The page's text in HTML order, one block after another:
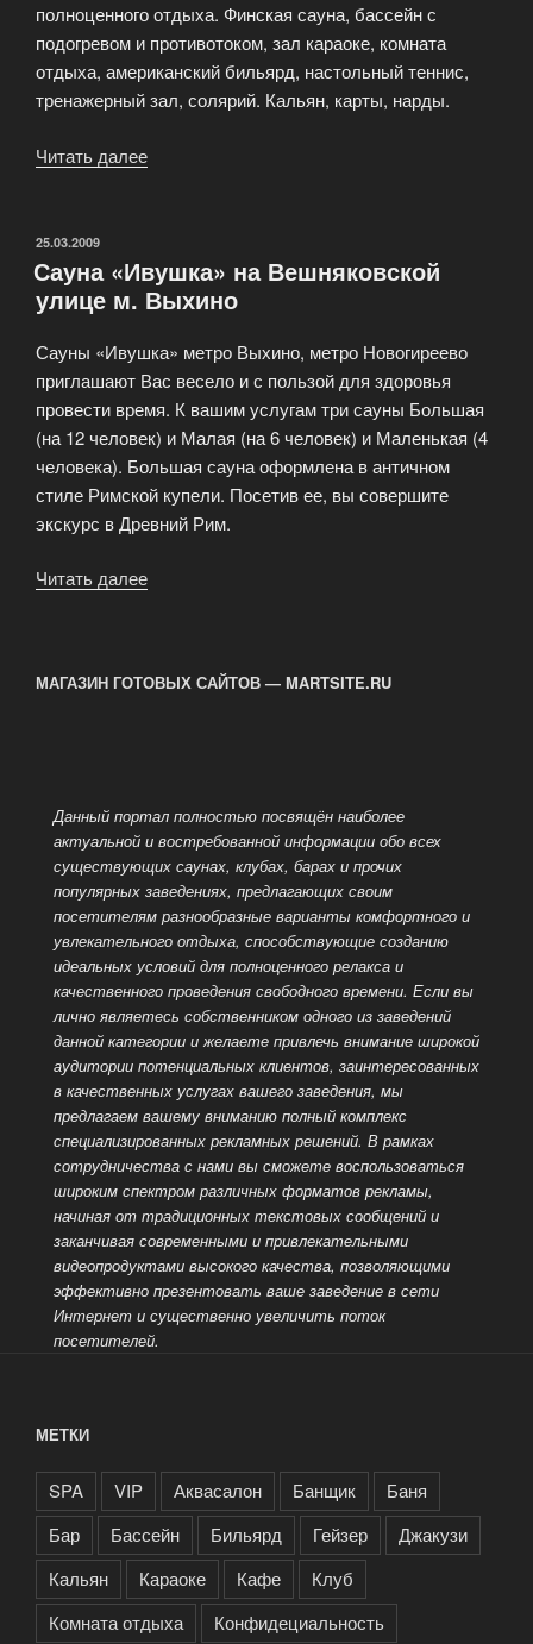
полноценного отдыха. Финская сауна, бассейн с
подогревом и противотоком, зал караоке, комната
отдыха, американский бильярд, настольный теннис,
тренажерный зал, солярий. Кальян, карты, нарды.
Читать далее
ОПУБЛИКОВАНО
25.03.2009
Сауна «Ивушка» на Вешняковской
улице м. Выхино
Сауны «Ивушка» метро Выхино, метро Новогиреево
приглашают Вас весело и с пользой для здоровья
провести время. К вашим услугам три сауны Большая
(на 12 человек) и Малая (на 6 человек) и Маленькая (4
человека). Большая сауна оформлена в античном
стиле Римской купели. Посетив ее, вы совершите
экскурс в Древний Рим.
Читать далее
улице
МАГАЗИН ГОТОВЫХ САЙТОВ — MARTSITE.RU
Данный портал полностью посвящён наиболее
актуальной и востребованной информации обо всех
существующих саунах, клубах, барах и прочих
популярных заведениях, предлагающих своим
посетителям разнообразные варианты комфортного и
увлекательного отдыха, способствующие созданию
идеальных условий для полноценного релакса и
качественного проведения свободного времени. Если вы
лично являетесь собственником одного из заведений
данной категории и желаете привлечь внимание широкой
аудитории потенциальных клиентов, заинтересованных
в качественных услугах вашего заведения, мы
предлагаем вашему вниманию полный комплекс
специализированных рекламных решений. В рамках
сотрудничества с нами вы сможете воспользоваться
широким спектром различных форматов рекламы,
начиная от традиционных текстовых сообщений и
заканчивая современными и привлекательными
видеопродуктами высокого качества, позволяющими
эффективно презентовать ваше заведение в сети
Интернет и существенно увеличить поток
посетителей.
МЕТКИ
SPA VIP Аквасалон Банщик
Баня
Бар
Бассейн Бильярд Гейзер
Джакузи
Кальян
Караоке Кафе
Клуб
Комната отдыха
Конфидециальность